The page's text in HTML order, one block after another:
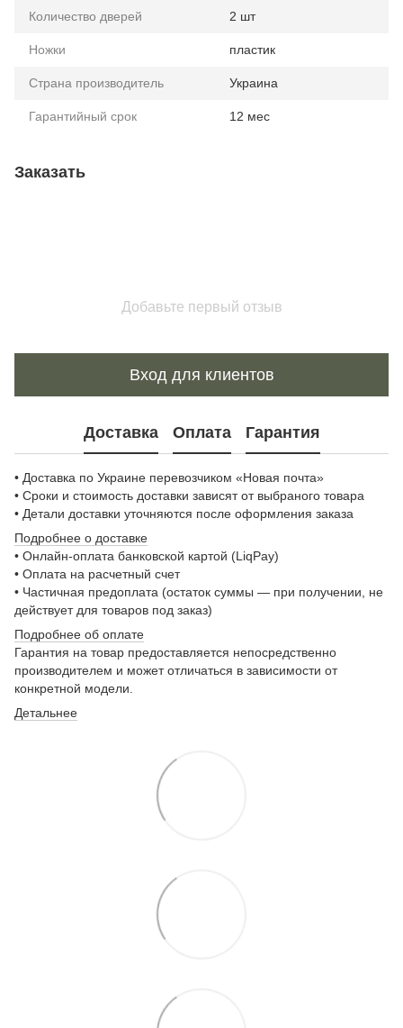
Количество дверей 2 шт
Ножки пластик
Страна производитель Украина
Гарантийный срок 12 мес
Заказать
Добавьте первый отзыв
Вход для клиентов
Доставка Оплата Гарантия
• Доставка по Украине перевозчиком «Новая почта»
• Сроки и стоимость доставки зависят от выбраного товара
• Детали доставки уточняются после оформления заказа
Подробнее о доставке
• Онлайн-оплата банковской картой (LiqPay)
• Оплата на расчетный счет
• Частичная предоплата (остаток суммы — при получении, не
действует для товаров под заказ)
Подробнее об оплате
Гарантия на товар предоставляется непосредственно
производителем и может отличаться в зависимости от
конкретной модели.
Детальнее